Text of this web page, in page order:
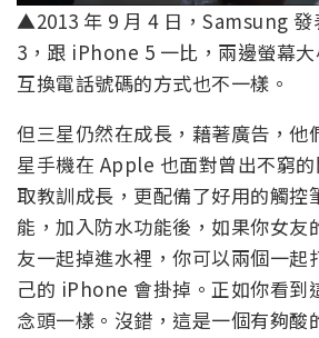
▲2013 年 9 月 4 日，Samsung
3，跟 iPhone 5 一比，兩邊螢幕
互換電話號碼的方式也不一樣。
但三星仍然在成長，藉著廣告，他
星手機在 Apple 也面對曾出不窮
取教訓成長，更配備了好用的觸控
能，加入防水功能後，如果你女友
友一起掉進水裡，你可以兩個一起
己的 iPhone 會掛掉。正如你看到
念頭一樣。沒錯，這是一個有夠酸